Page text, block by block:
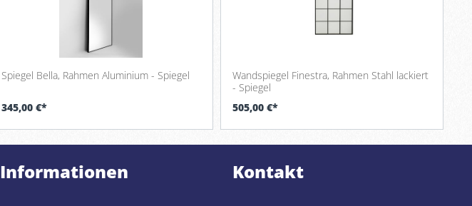
Spiegel Bella, Rahmen Aluminium - Spiegel
345,00 €*
Wandspiegel Finestra, Rahmen Stahl lackiert
- Spiegel
505,00 €*
Kontakt
Informationen